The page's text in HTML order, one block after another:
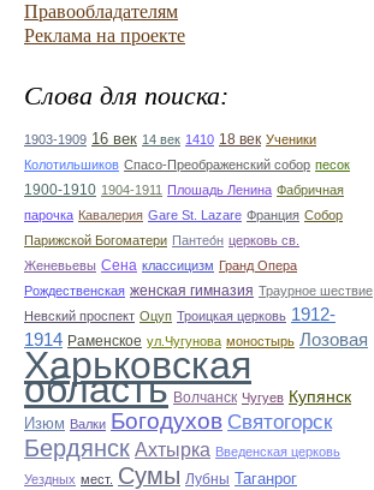
Правообладателям
Реклама на проекте
Слова для поиска:
1903-1909 16 век 14 век 1410 18 век Ученики
Колотильшиков Спасо-Преображенский собор песок
1900-1910 1904-1911 Плошадь Ленина Фабричная
парочка Кавалерия Gare St. Lazare Франция Собор
Парижской Богоматери Пантео́н церковь св.
Женевьевы Сена классицизм Гранд Опера
Рождественская женская гимназия Траурное шествие
Невский проспект Оцуп Троицкая церковь 1912-
1914 Раменское ул.Чугунова моностырь Лозовая
Харьковская
область Волчанск Чугуев Купянск
Изюм Валки Богодухов Святогорск
Бердянск Ахтырка Введенская церковь
Уездных мест. Сумы Лубны Таганрог